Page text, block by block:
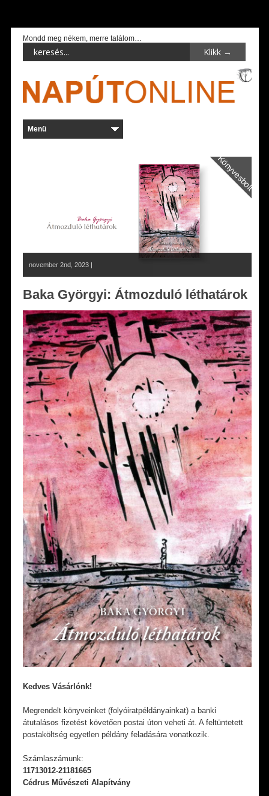
Mondd meg nékem, merre találom…
Könyvesbolt
november 2nd, 2023 |
Baka Györgyi: Átmozduló léthatárok
Kedves Vásárlónk!
Megrendelt könyveinket (folyóiratpéldányainkat) a banki
átutalásos fizetést követően postai úton veheti át. A feltüntetett
postaköltség egyetlen példány feladására vonatkozik.
Számlaszámunk:
11713012-21181665
Cédrus Művészeti Alapítvány